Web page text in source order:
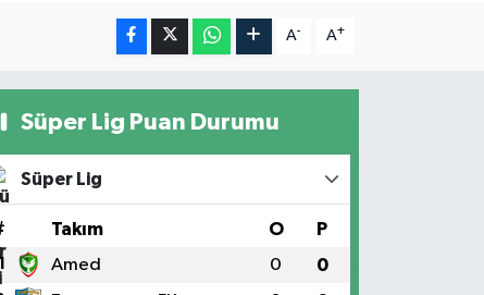
A- A+
Süper Lig Puan Durumu
Süper Lig
Takım O P
1 Amed 0 0